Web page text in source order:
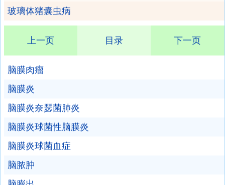
玻璃体猪囊虫病
上一页 目录 下一页
脑膜肉瘤
脑膜炎
脑膜炎奈瑟菌肺炎
脑膜炎球菌性脑膜炎
脑膜炎球菌血症
脑脓肿